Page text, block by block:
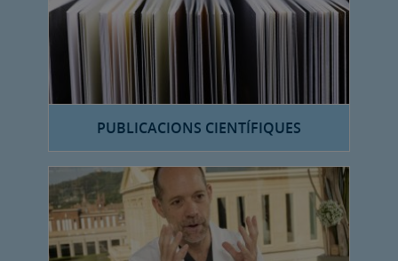
PUBLICACIONS CIENTÍFIQUES